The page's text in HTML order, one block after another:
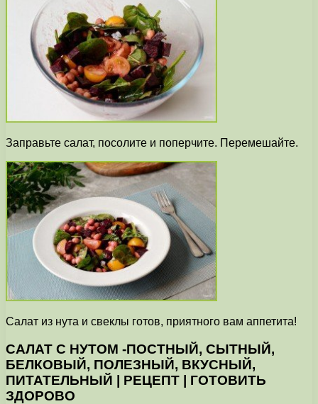
Заправьте салат, посолите и поперчите. Перемешайте.
Салат из нута и свеклы готов, приятного вам аппетита!
САЛАТ С НУТОМ -ПОСТНЫЙ, СЫТНЫЙ,
БЕЛКОВЫЙ, ПОЛЕЗНЫЙ, ВКУСНЫЙ,
ПИТАТЕЛЬНЫЙ | РЕЦЕПТ | ГОТОВИТЬ
ЗДОРОВО